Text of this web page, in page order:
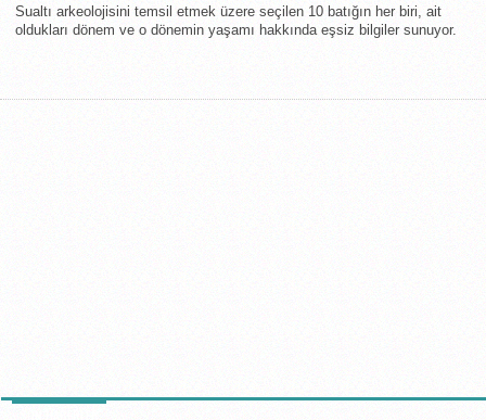
Sualtı arkeolojisini temsil etmek üzere seçilen 10 batığın her biri, ait
oldukları dönem ve o dönemin yaşamı hakkında eşsiz bilgiler sunuyor.